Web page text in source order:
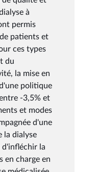
à
permis
patients et
ces types
du
la mise en
politique
-3,5% et
et modes
d'une
la dialyse
d'infléchir la
en charge en